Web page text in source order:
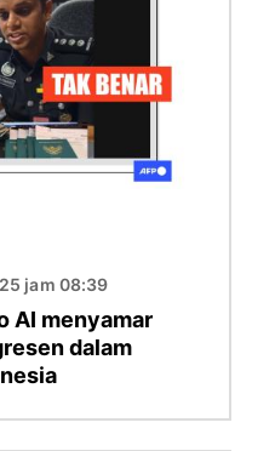
jam 08:39
AI menyamar
dalam